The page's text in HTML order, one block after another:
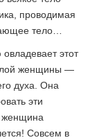
проводимая
тело…
этот
женщины —
духа. Она
эти
женщина
Совсем в